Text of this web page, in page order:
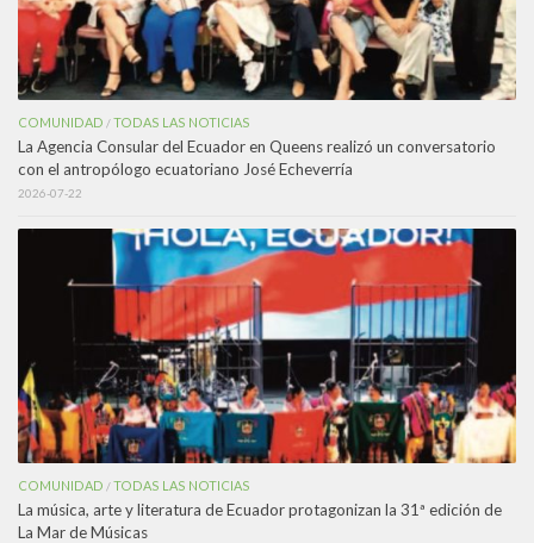
COMUNIDAD /TODAS LAS NOTICIAS
La Agencia Consular del Ecuador en Queens realizó un conversatorio
con el antropólogo ecuatoriano José Echeverría
2026-07-22
COMUNIDAD /TODAS LAS NOTICIAS
La música, arte y literatura de Ecuador protagonizan la 31ª edición de
La Mar de Músicas